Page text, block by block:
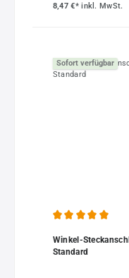
8,47 €*inkl. MwSt.
Sofort verfügbar
Winkel-
Standard